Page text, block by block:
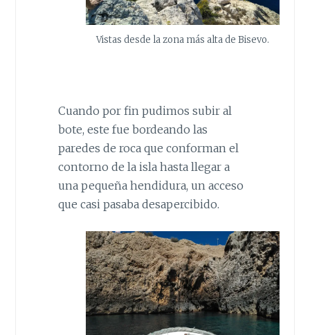
Vistas desde la zona más alta de Bisevo.
Cuando por fin pudimos subir al
bote, este fue bordeando las
paredes de roca que conforman el
contorno de la isla hasta llegar a
una pequeña hendidura, un acceso
que casi pasaba desapercibido.